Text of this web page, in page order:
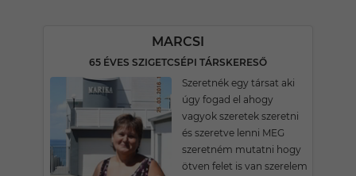
MARCSI
65 ÉVES SZIGETCSÉPI TÁRSKERESŐ
Szeretnék egy társat aki
úgy fogad el ahogy
vagyok szeretek szeretni
és szeretve lenni MEG
szeretném mutatni hogy
ötven felet is van szerelem